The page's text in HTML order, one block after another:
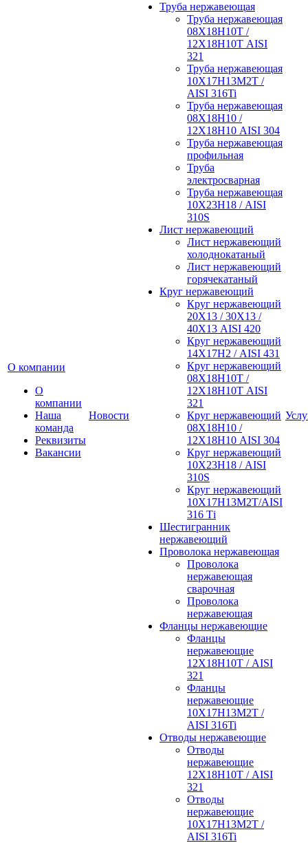
О компании
О
компании
Наша
команда
Реквизиты
Вакансии
Новости
Труба нержавеющая
Труба нержавеющая
08Х18Н10Т /
12Х18Н10Т AISI
321
Труба нержавеющая
10Х17Н13М2Т /
AISI 316Ti
Труба нержавеющая
08Х18Н10 /
12Х18Н10 AISI 304
Труба нержавеющая
профильная
Труба
электросварная
Труба нержавеющая
10Х23Н18 / AISI
310S
Лист нержавеющий
Лист нержавеющий
холоднокатаный
Лист нержавеющий
горячекатаный
Круг нержавеющий
Круг нержавеющий
20Х13 / 30Х13 /
40Х13 AISI 420
Круг нержавеющий
14Х17Н2 / AISI 431
Круг нержавеющий
08Х18Н10Т /
12Х18Н10Т AISI
321
Круг нержавеющий
08Х18Н10 /
12Х18Н10 AISI 304
Круг нержавеющий
10Х23Н18 / AISI
310S
Круг нержавеющий
10Х17Н13М2Т/AISI
316 Тi
Шестигранник
нержавеющий
Проволока нержавеющая
Проволока
нержавеющая
сварочная
Проволока
нержавеющая
Фланцы нержавеющие
Фланцы
нержавеющие
12Х18Н10Т / AISI
321
Фланцы
нержавеющие
10Х17Н13М2Т /
AISI 316Ti
Отводы нержавеющие
Отводы
нержавеющие
12Х18Н10Т / AISI
321
Отводы
нержавеющие
10Х17Н13М2Т /
AISI 316Ti